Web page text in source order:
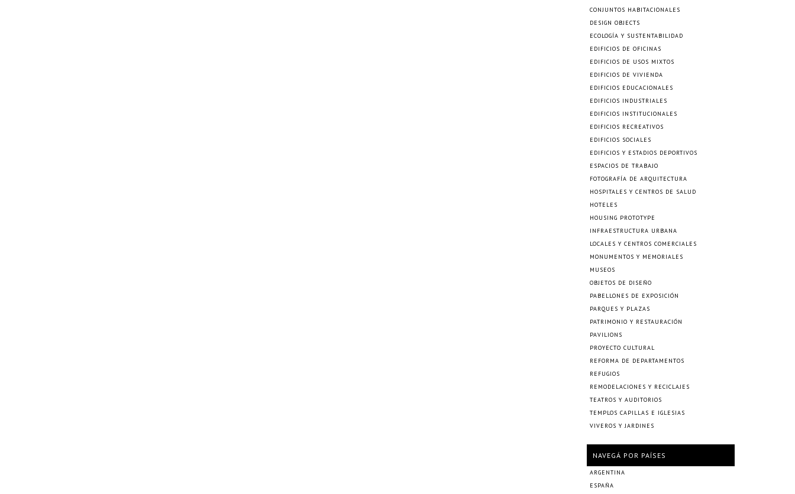
CONJUNTOS HABITACIONALES
DESIGN OBJECTS
ECOLOGÍA Y SUSTENTABILIDAD
EDIFICIOS DE OFICINAS
EDIFICIOS DE USOS MIXTOS
EDIFICIOS DE VIVIENDA
EDIFICIOS EDUCACIONALES
EDIFICIOS INDUSTRIALES
EDIFICIOS INSTITUCIONALES
EDIFICIOS RECREATIVOS
EDIFICIOS SOCIALES
EDIFICIOS Y ESTADIOS DEPORTIVOS
ESPACIOS DE TRABAJO
FOTOGRAFÍA DE ARQUITECTURA
HOSPITALES Y CENTROS DE SALUD
HOTELES
HOUSING PROTOTYPE
INFRAESTRUCTURA URBANA
LOCALES Y CENTROS COMERCIALES
MONUMENTOS Y MEMORIALES
MUSEOS
OBJETOS DE DISEÑO
PABELLONES DE EXPOSICIÓN
PARQUES Y PLAZAS
PATRIMONIO Y RESTAURACIÓN
PAVILIONS
PROYECTO CULTURAL
REFORMA DE DEPARTAMENTOS
REFUGIOS
REMODELACIONES Y RECICLAJES
TEATROS Y AUDITORIOS
TEMPLOS CAPILLAS E IGLESIAS
VIVEROS Y JARDINES
NAVEGÁ POR PAÍSES
ARGENTINA
ESPAÑA